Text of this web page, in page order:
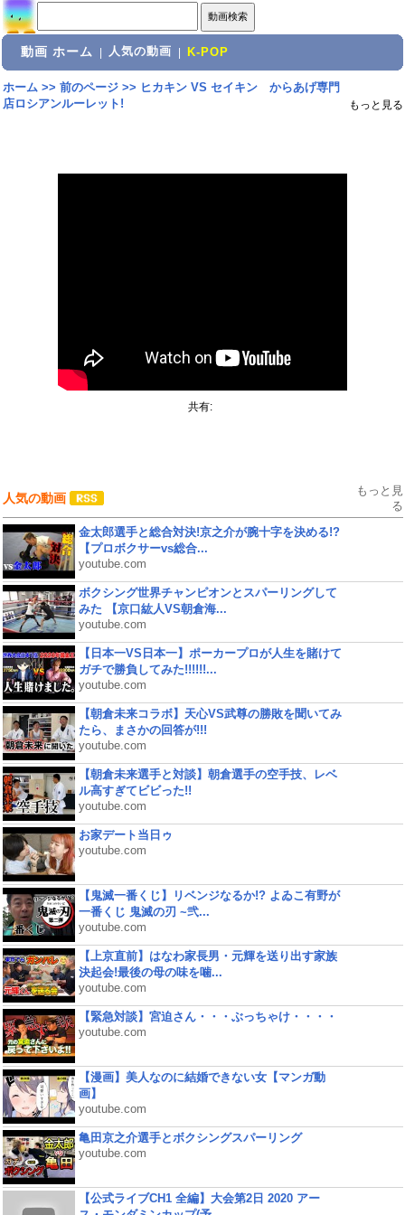
動画 ホーム 人気の動画 K-POP
ホーム>> 前のページ>> ヒカキン VS セイキン からあげ専門
店ロシアンルーレット!
もっと見る
共有:
人気の動画
もっと見
る
金太郎選手と総合対決!京之介が腕十字を決める!?
【プロボクサーvs総合...
youtube.com
ボクシング世界チャンピオンとスパーリングして
みた 【京口紘人VS朝倉海...
youtube.com
【日本一VS日本一】ポーカープロが人生を賭けて
ガチで勝負してみた!!!!!!...
youtube.com
【朝倉未来コラボ】天心VS武尊の勝敗を聞いてみ
たら、まさかの回答が!!!
youtube.com
【朝倉未来選手と対談】朝倉選手の空手技、レベ
ル高すぎてビビった!!
youtube.com
お家デート当日ゥ
youtube.com
【鬼滅一番くじ】リベンジなるか!? よゐこ有野が
一番くじ 鬼滅の刃 ~弐...
youtube.com
【上京直前】はなわ家長男・元輝を送り出す家族
決起会!最後の母の味を噛...
youtube.com
【緊急対談】宮迫さん・・・ぶっちゃけ・・・・
youtube.com
【漫画】美人なのに結婚できない女【マンガ動
画】
youtube.com
亀田京之介選手とボクシングスパーリング
youtube.com
【公式ライブCH1 全編】大会第2日 2020 アー